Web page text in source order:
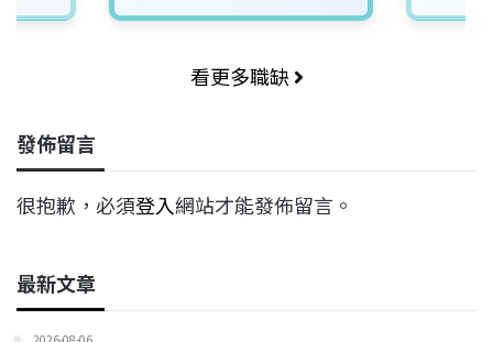
看更多職缺
發佈留言
很抱歉，必須登入網站才能發佈留言。
最新文章